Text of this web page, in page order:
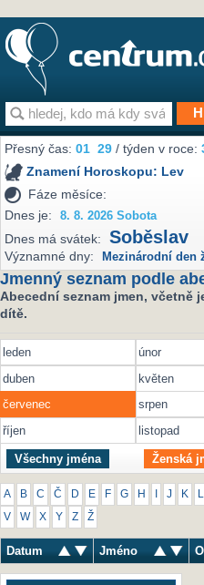
Přesný čas:01 29 / týden v roce:
Znamení Horoskopu: Lev
Fáze měsíce:
Dnes je:
8. 8. 2026 Sobota
Dnes má svátek: Soběslav
Významné dny: Mezinárodní den
Jmenný seznam podle
Abecední seznam jmen, včetně
dítě.
leden únor
duben
květen
červenec
srpen
říjen
listopad
Všechny jména Ženská
A B C Č D E F G H J K
V W X Y Z Ž
Datum Jméno